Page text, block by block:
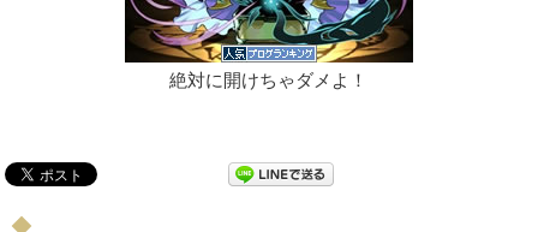
絶対に開けちゃダメよ！